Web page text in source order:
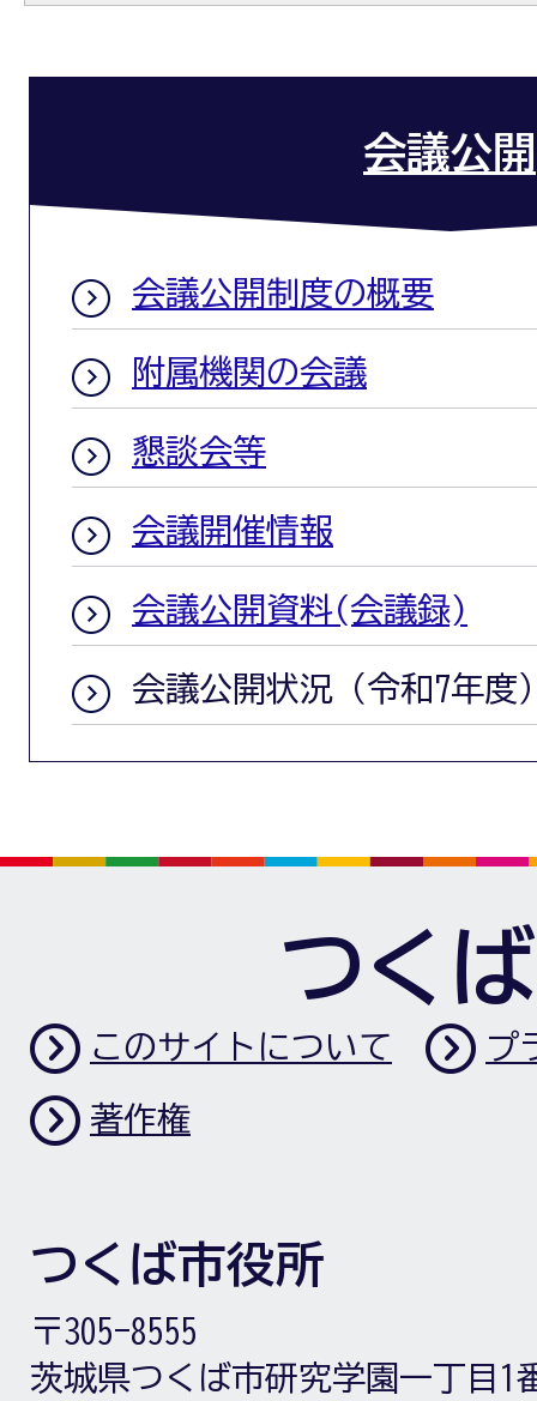
会議公開
会議公開制度の概要
附属機関の会議
懇談会等
会議開催情報
会議公開資料(会議録)
会議公開状況（令和7年度
つく
このサイトについて プ
著作権
つくば市役所
〒305-8555
茨城県つくば市研究学園一丁目1